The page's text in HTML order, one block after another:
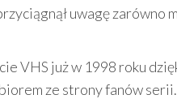
uwagę zarówno
VHS już w 1998 roku
ze strony fanów